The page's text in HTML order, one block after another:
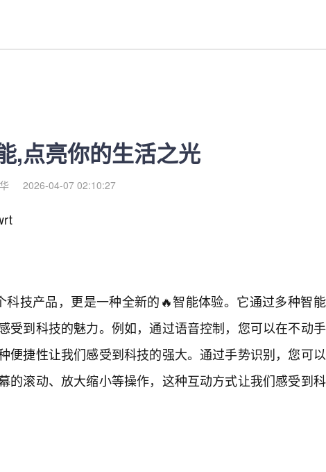
,点亮你的生活之光
2026-04-07 02:10:27
科技产品，更是一种全新的🔥智能体验。它通过多种智
受到科技的魅力。例如，通过语音控制，您可以在不动
便捷性让我们感受到科技的强大。通过手势识别，您可
的滚动、放大缩小等操作，这种互动方式让我们感受到